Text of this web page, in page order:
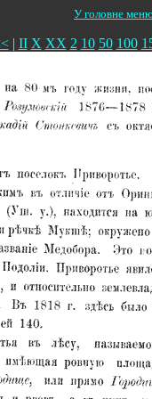
У головне
| II X XX 2 10 50 100